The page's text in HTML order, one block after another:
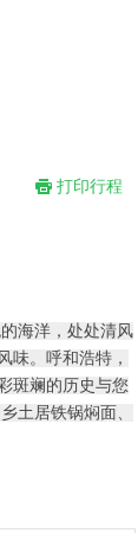
打印行程
海洋，处处清风
味。呼和浩特，
斑斓的历史与您
土居铁锅焖面、